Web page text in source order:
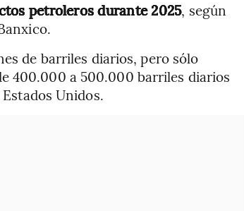
petroleros durante 2025, según
de barriles diarios, pero sólo
400.000 a 500.000 barriles diarios
Unidos.